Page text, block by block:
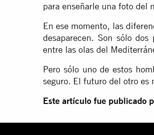
para enseñarle una foto del
En ese momento, las
desaparecen. Son sólo
entre las olas del
Pero sólo uno de estos
seguro. El futuro del otro es
Este artículo fue publicado